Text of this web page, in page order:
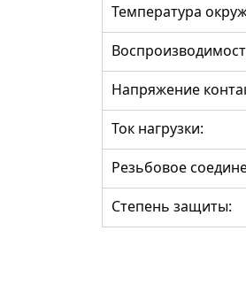
Температура
Напряжение
Ток нагрузки:
Резьбовое
Степень защиты: